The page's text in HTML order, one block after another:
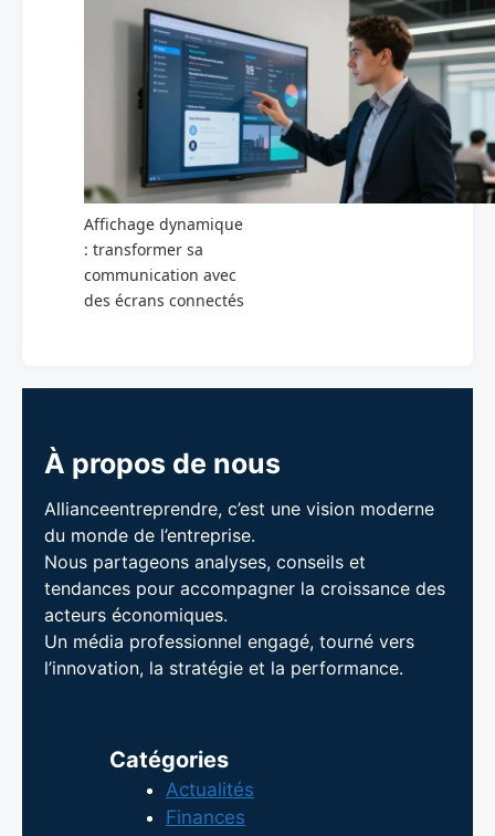
Affichage dynamique
: transformer sa
communication avec
des écrans connectés
À propos de nous
Allianceentreprendre, c’est une vision moderne
du monde de l’entreprise.
Nous partageons analyses, conseils et
tendances pour accompagner la croissance des
acteurs économiques.
Un média professionnel engagé, tourné vers
l’innovation, la stratégie et la performance.
Catégories
Actualités
Finances